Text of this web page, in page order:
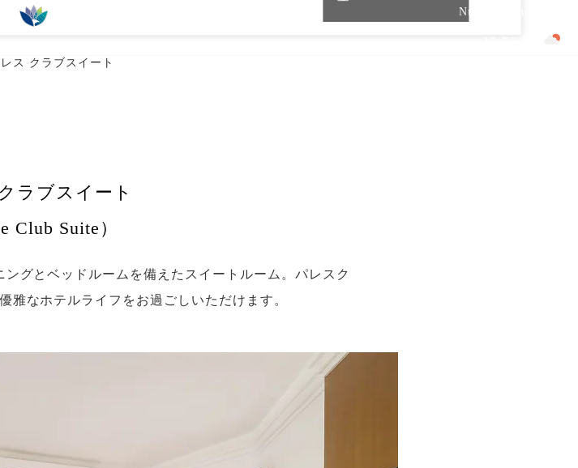
Nusa Dua Indonesia
ス クラブスイート
ラブスイート
Club Suite）
グとベッドルームを備えたスイートルーム。パレスク
雅なホテルライフをお過ごしいただけます。